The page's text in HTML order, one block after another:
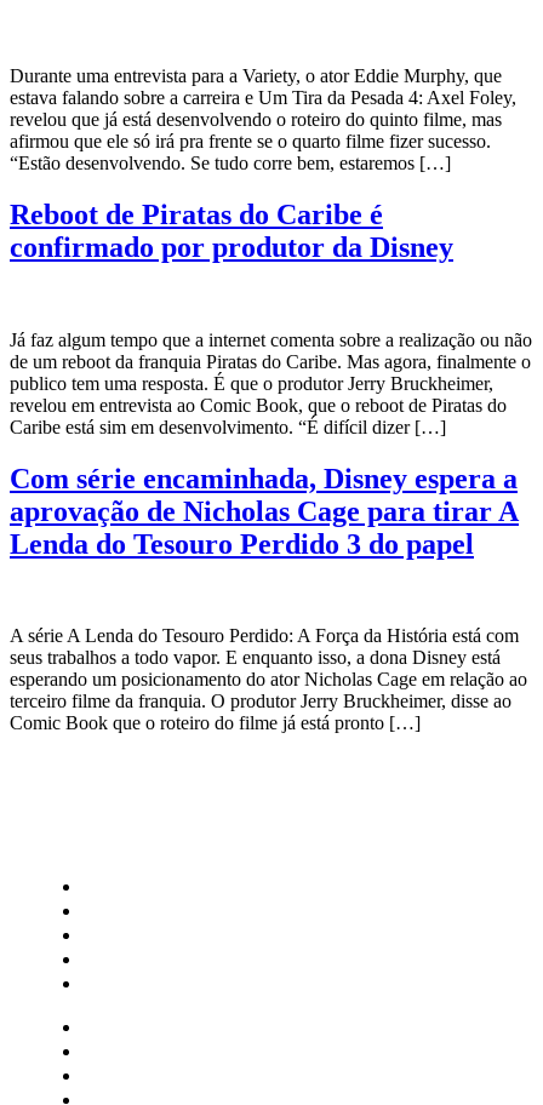
Durante uma entrevista para a Variety, o ator Eddie Murphy, que
estava falando sobre a carreira e Um Tira da Pesada 4: Axel Foley,
revelou que já está desenvolvendo o roteiro do quinto filme, mas
afirmou que ele só irá pra frente se o quarto filme fizer sucesso.
“Estão desenvolvendo. Se tudo corre bem, estaremos […]
Reboot de Piratas do Caribe é
confirmado por produtor da Disney
Já faz algum tempo que a internet comenta sobre a realização ou não
de um reboot da franquia Piratas do Caribe. Mas agora, finalmente o
publico tem uma resposta. É que o produtor Jerry Bruckheimer,
revelou em entrevista ao Comic Book, que o reboot de Piratas do
Caribe está sim em desenvolvimento. “É difícil dizer […]
Com série encaminhada, Disney espera a
aprovação de Nicholas Cage para tirar A
Lenda do Tesouro Perdido 3 do papel
A série A Lenda do Tesouro Perdido: A Força da História está com
seus trabalhos a todo vapor. E enquanto isso, a dona Disney está
esperando um posicionamento do ator Nicholas Cage em relação ao
terceiro filme da franquia. O produtor Jerry Bruckheimer, disse ao
Comic Book que o roteiro do filme já está pronto […]